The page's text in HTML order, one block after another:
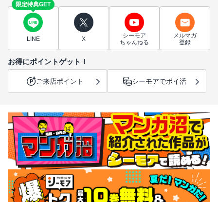
限定特典GET
LINE X
シーモア
ちゃんねる
メルマガ
登録
お得にポイントゲット！
ご来店ポイント シーモアでポイ活